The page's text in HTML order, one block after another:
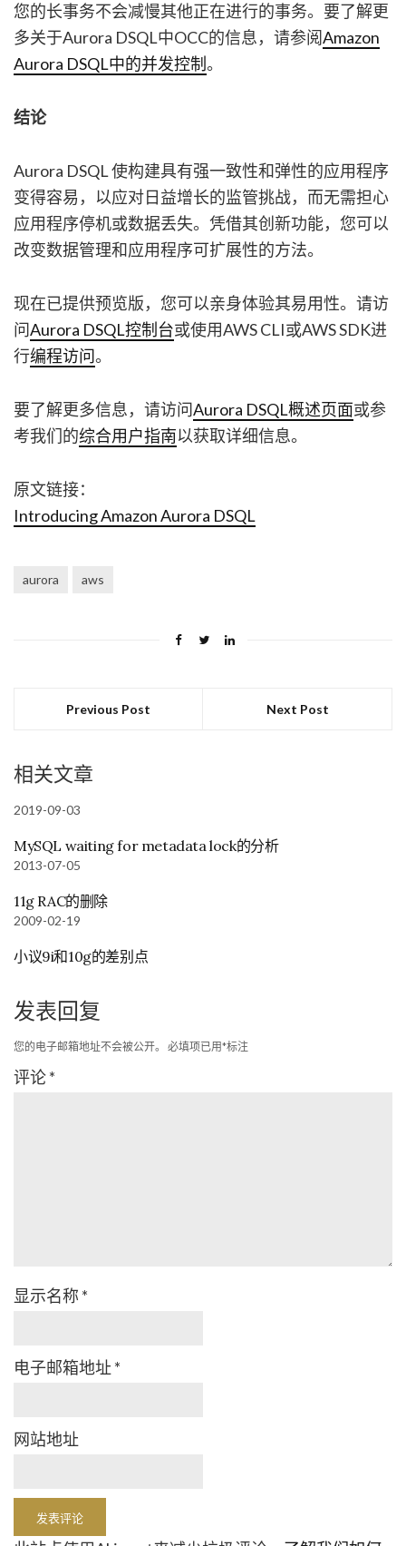
您的长事务不会减慢其他正在进行的事务。要了解更
多关于Aurora DSQL中OCC的信息，请参阅Amazon
Aurora DSQL中的并发控制。
结论
Aurora DSQL 使构建具有强一致性和弹性的应用程序
变得容易，以应对日益增长的监管挑战，而无需担心
应用程序停机或数据丢失。凭借其创新功能，您可以
改变数据管理和应用程序可扩展性的方法。
现在已提供预览版，您可以亲身体验其易用性。请访
问Aurora DSQL控制台或使用AWS CLI或AWS SDK进
行编程访问。
要了解更多信息，请访问Aurora DSQL概述页面或参
考我们的综合用户指南以获取详细信息。
原文链接：
Introducing Amazon Aurora DSQL
aurora aws
Previous Post Next Post
相关文章
2019-09-03
MySQL waiting for metadata lock的分析
2013-07-05
11g RAC的删除
2009-02-19
小议9i和10g的差别点
发表回复
您的电子邮箱地址不会被公开。 必填项已用*标注
评论*
显示名称 *
电子邮箱地址 *
网站地址